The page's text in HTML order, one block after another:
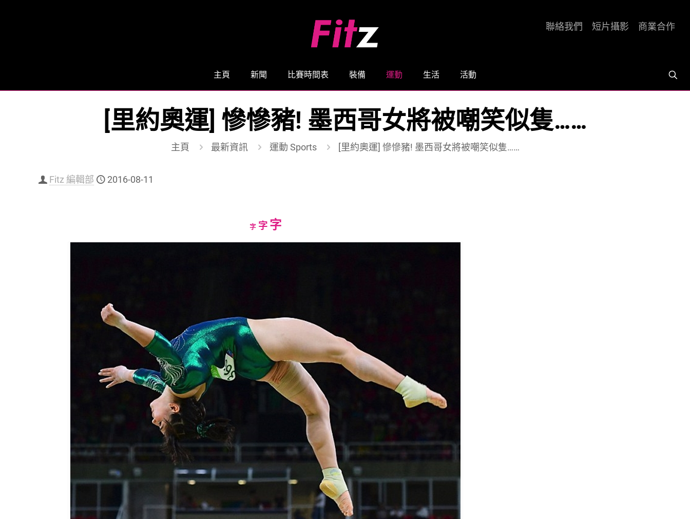
主頁 新聞 比賽時間表 裝備 運動 生活 活動
聯絡我們 短片攝影 商業合作
[里約奧運] 慘慘豬! 墨西哥女將被嘲笑似隻……
主頁 最新資訊 運動 Sports [里約奧運] 慘慘豬! 墨西哥女將被嘲笑似隻……
Fitz 編輯部 2016-08-11
字Decrease
字Reset
字Increase
font